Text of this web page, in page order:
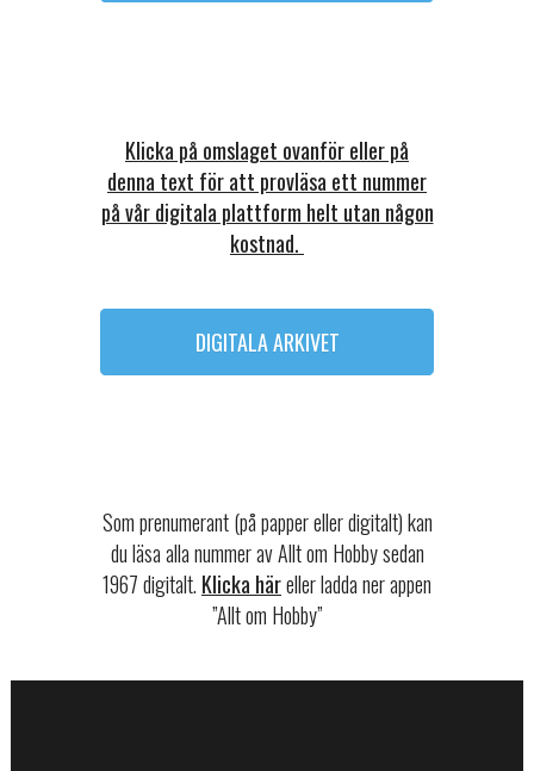
Klicka på omslaget ovanför eller på
denna text för att provläsa ett nummer
på vår digitala plattform helt utan någon
kostnad.
DIGITALA ARKIVET
Som prenumerant (på papper eller digitalt) kan
du läsa alla nummer av Allt om Hobby sedan
1967 digitalt. Klicka häreller ladda ner appen
”Allt om Hobby”